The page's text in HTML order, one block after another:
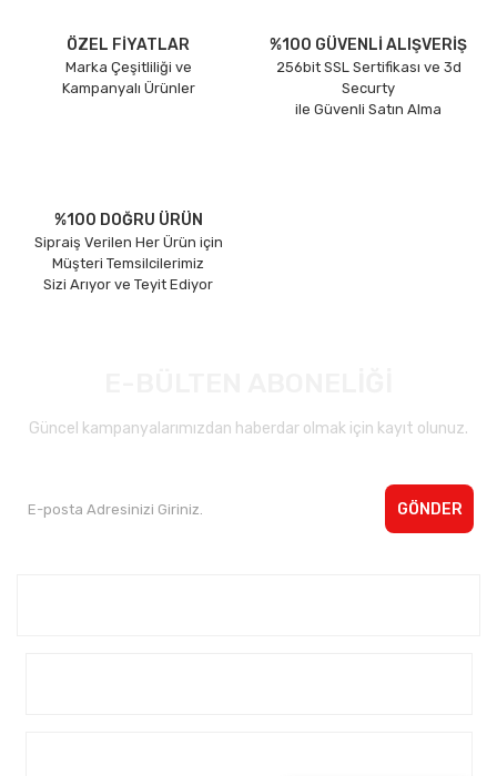
ÖZEL FİYATLAR
Marka Çeşitliliği ve
Kampanyalı Ürünler
%100 GÜVENLİ ALIŞVERİŞ
256bit SSL Sertifikası ve 3d
Securty
ile Güvenli Satın Alma
%100 DOĞRU ÜRÜN
Sipraiş Verilen Her Ürün için
Müşteri Temsilcilerimiz
Sizi Arıyor ve Teyit Ediyor
Güncel kampanyalarımızdan haberdar olmak için kayıt olunuz.
GÖNDER